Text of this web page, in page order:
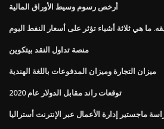
أرخص رسوم وسيط الأوراق المالية
ما هي ثلاثة أشياء تؤثر على أسعار النفط اليوم
منصة تداول النقد بيتكوين
ميزان التجارة وميزان المدفوعات باللغة الهندية
توقعات راند مقابل الدولار عام 2020
ماجستير إدارة الأعمال عبر الإنترنت أستراليا